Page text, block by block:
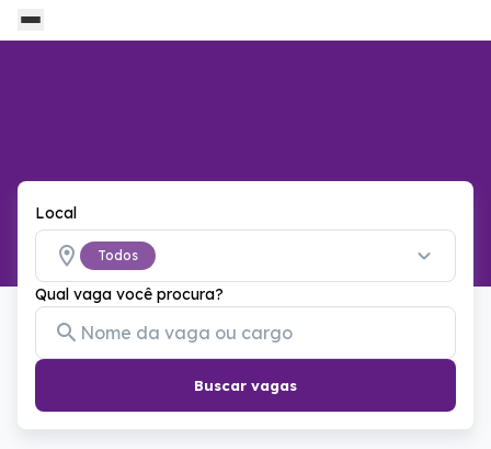
Local
Todos
Qual vaga você procura?
Buscar vagas